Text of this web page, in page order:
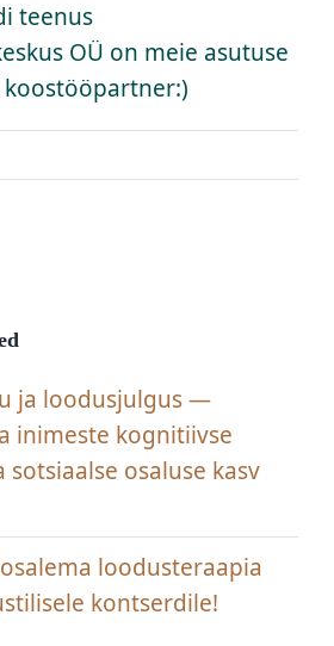
teenus
OÜ on meie asutuse
ja loodusjulgus —
inimeste kognitiivse
osaluse kasv
loodusteraapia
kontserdile!